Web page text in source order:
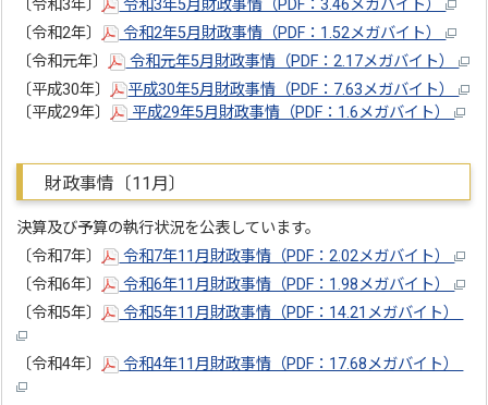
〔令和3年〕
令和3年5月財政事情（PDF：3.46メガバイト）
〔令和2年〕
令和2年5月財政事情（PDF：1.52メガバイト）
〔令和元年〕
令和元年5月財政事情（PDF：2.17メガバイト）
〔平成30年〕
平成30年5月財政事情（PDF：7.63メガバイト）
〔平成29年〕
平成29年5月財政事情（PDF：1.6メガバイト）
財政事情〔11月〕
決算及び予算の執行状況を公表しています。
〔令和7年〕
令和7年11月財政事情（PDF：2.02メガバイト）
〔令和6年〕
令和6年11月財政事情（PDF：1.98メガバイト）
〔令和5年〕
令和5年11月財政事情（PDF：14.21メガバイト）
〔令和4年〕 令和4年11月財政事情（PDF：17.68メガバイト）